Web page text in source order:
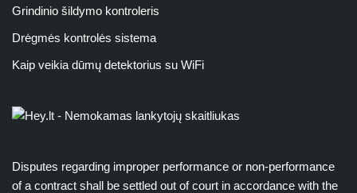
Grindinio šildymo kontroleris
Drėgmės kontrolės sistema
Kaip veikia dūmų detektorius su WiFi
Disputes regarding improper performance or non-performance
of a contract shall be settled out of court in accordance with the